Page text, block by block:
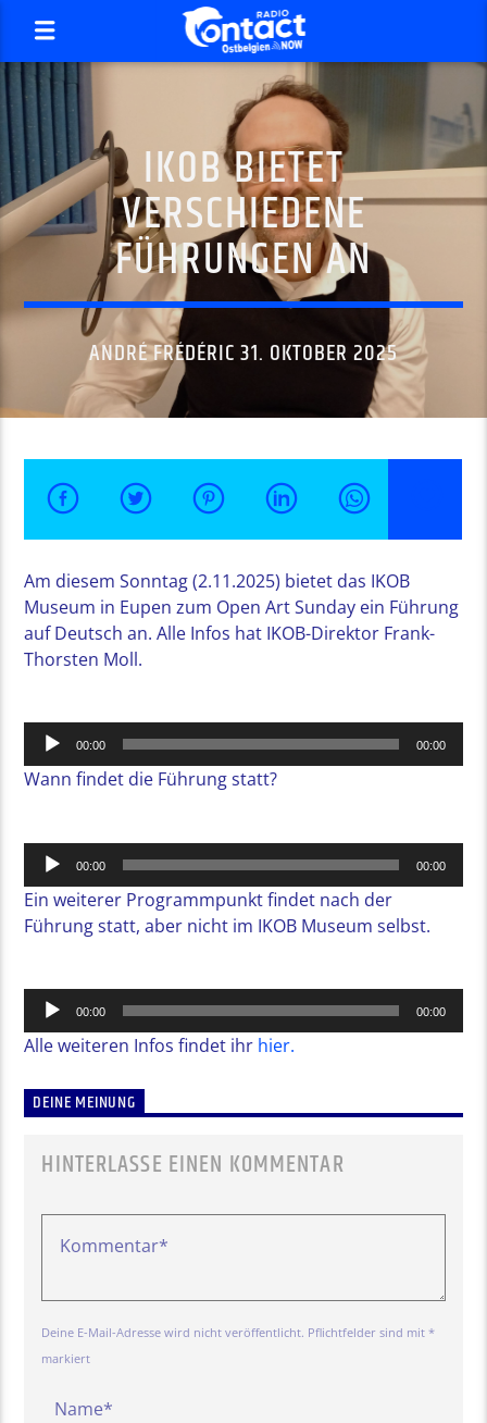
IKOB BIETET
VERSCHIEDENE
FÜHRUNGEN AN
ANDRÉ FRÉDÉRIC 31. OKTOBER 2025
Am diesem Sonntag (2.11.2025) bietet das IKOB
Museum in Eupen zum Open Art Sunday ein Führung
auf Deutsch an. Alle Infos hat IKOB-Direktor Frank-
Thorsten Moll.
Audio-
Player
00:00 00:00
Wann findet die Führung statt?
Audio-
Player
00:00 00:00
Ein weiterer Programmpunkt findet nach der
Führung statt, aber nicht im IKOB Museum selbst.
Audio-
Player
00:00 00:00
Alle weiteren Infos findet ihr hier.
DEINE MEINUNG
HINTERLASSE EINEN KOMMENTAR
Deine E-Mail-Adresse wird nicht veröffentlicht. Pflichtfelder sind mit *
markiert